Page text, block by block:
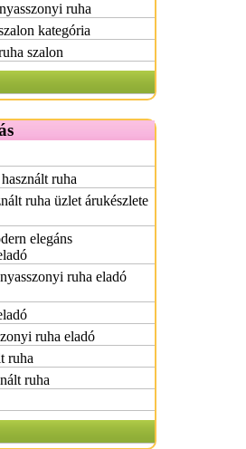
ruha
kategória
szalon
ruha
ruha üzlet árukészlete
elegáns
ruha eladó
ruha eladó
ruha
ruha